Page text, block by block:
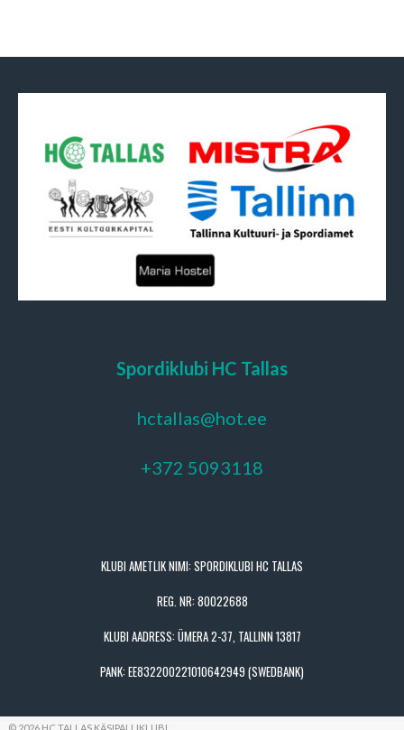
Spordiklubi HC Tallas
hctallas@hot.ee
+372 5093118
KLUBI AMETLIK NIMI: SPORDIKLUBI HC TALLAS
REG. NR: 80022688
KLUBI AADRESS: ÜMERA 2-37, TALLINN 13817
PANK: EE832200221010642949 (SWEDBANK)
© 2026 HC TALLAS KÄSIPALLIKLUBI